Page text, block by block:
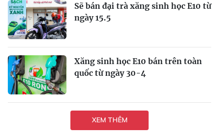
Sẽ bán đại trà xăng sinh học E10 từ
ngày 15.5
Xăng sinh học E10 bán trên toàn
quốc từ ngày 30-4
XEM THÊM